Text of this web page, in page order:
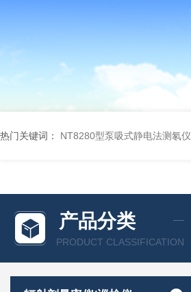
热门关键词： NT8280型泵吸式静电法测氡仪
产品分类
PRODUCT CLASSIFICATION